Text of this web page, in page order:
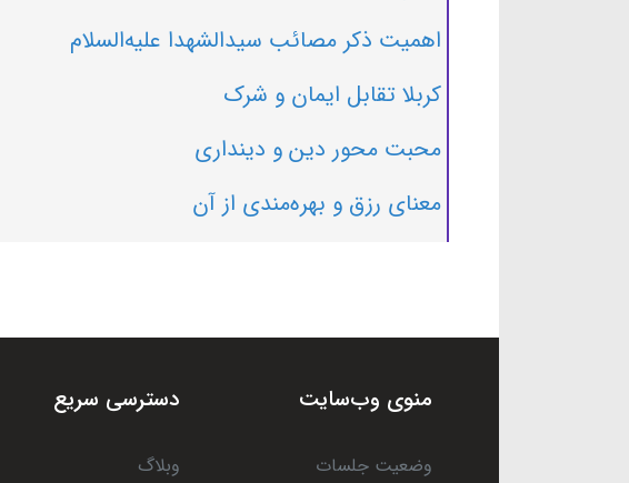
اهمیت ذکر مصائب سیدالشهدا علیه‌السلام
کربلا تقابل ایمان و شرک
محبت محور دین و دینداری
معنای رزق و بهره‌مندی از آن
منوی وب‌سایت
وضعیت جلسات
دسترسی سریع
وبلاگ